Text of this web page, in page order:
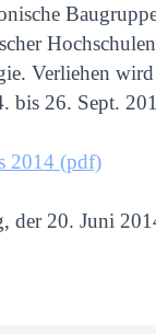
Verliehen
bis 26. Sept.
2014 (pdf)
der 20. Juni